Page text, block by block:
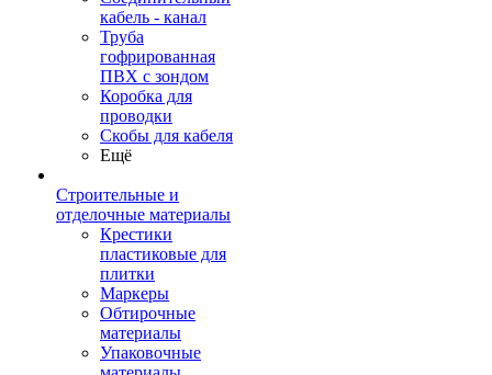
кабель - канал
Труба
гофрированная
ПВХ с зондом
Коробка для
проводки
Скобы для кабеля
Ещё
Строительные и
отделочные материалы
Крестики
пластиковые для
плитки
Маркеры
Обтирочные
материалы
Упаковочные